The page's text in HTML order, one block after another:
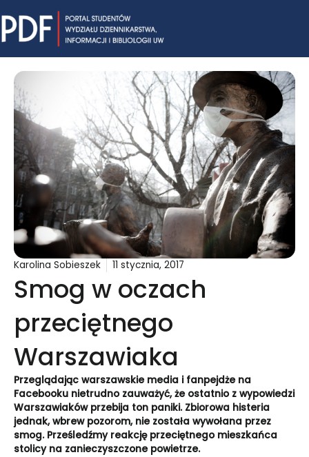
to
content
Karolina Sobieszek 11 stycznia, 2017
Smog w oczach
przeciętnego
Warszawiaka
Przeglądając warszawskie media i fanpejdże na
Facebooku nietrudno zauważyć, że ostatnio z wypowiedzi
Warszawiaków przebija ton paniki. Zbiorowa histeria
jednak, wbrew pozorom, nie została wywołana przez
smog. Prześledźmy reakcję przeciętnego mieszkańca
stolicy na zanieczyszczone powietrze.